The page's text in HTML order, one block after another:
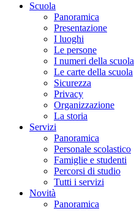
Scuola
Panoramica
Presentazione
I luoghi
Le persone
I numeri della scuola
Le carte della scuola
Sicurezza
Privacy
Organizzazione
La storia
Servizi
Panoramica
Personale scolastico
Famiglie e studenti
Percorsi di studio
Tutti i servizi
Novità
Panoramica